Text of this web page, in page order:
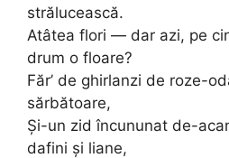
strălucească.
Atâtea flori — dar azi, pe
drum o floare?
Făr’ de ghirlanzi de roze-
sărbătoare,
Și-un zid încununat de-
dafini și liane,